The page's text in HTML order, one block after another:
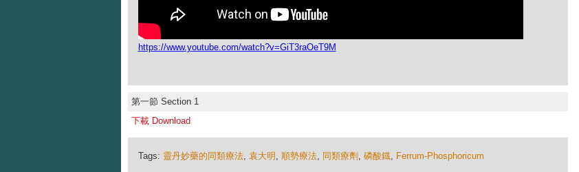
https://www.youtube.com/watch?v=GiT3raOeT9M
第一節 Section 1
下載 Download
Tags: 靈丹妙藥的同類療法, 袁大明 , 順勢療法, 同類療劑 , 磷酸鐡, Ferrum-Phosphoricum